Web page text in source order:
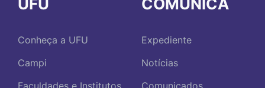
UFU
Conheça a UFU
Campi
COMUNICA
Expediente
Notícias